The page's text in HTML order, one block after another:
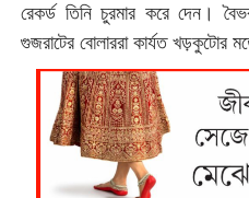
রেকর্ড তিনি চুরমার করে দেন।
গুজরাটের বোলাররা কার্যত খড়কুটোর